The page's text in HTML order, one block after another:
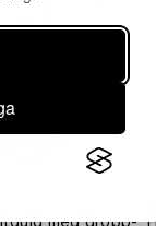
med dropp-,